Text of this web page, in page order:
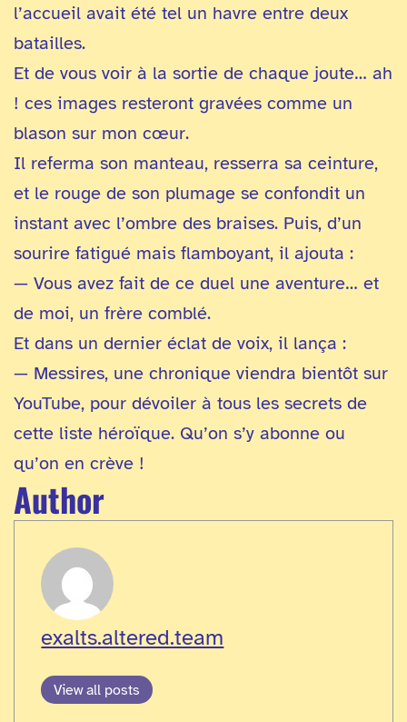
l’accueil avait été tel un havre entre deux
batailles.
Et de vous voir à la sortie de chaque joute… ah
! ces images resteront gravées comme un
blason sur mon cœur.
Il referma son manteau, resserra sa ceinture,
et le rouge de son plumage se confondit un
instant avec l’ombre des braises. Puis, d’un
sourire fatigué mais flamboyant, il ajouta :
— Vous avez fait de ce duel une aventure… et
de moi, un frère comblé.
Et dans un dernier éclat de voix, il lança :
— Messires, une chronique viendra bientôt sur
YouTube, pour dévoiler à tous les secrets de
cette liste héroïque. Qu’on s’y abonne ou
qu’on en crève !
Author
exalts.altered.team
View all posts